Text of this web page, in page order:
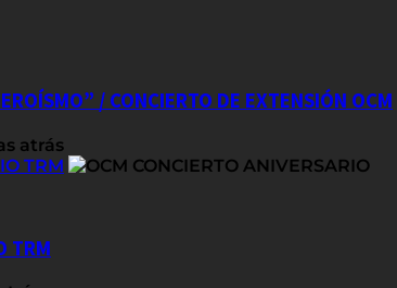
/ CONCIERTO DE EXTENSIÓN OCM
atrás
TRM
TRM